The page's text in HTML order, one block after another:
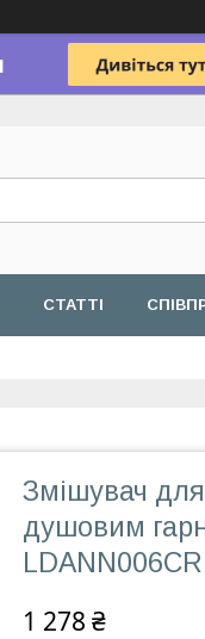
СТАТТІ
Змішувач
душовим
1 278 ₴